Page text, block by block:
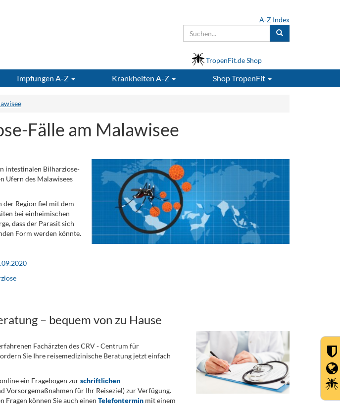
A-Z Index
TropenFit.de Shop
Impfungen A-Z Krankheiten A-Z ShopTropenFit
Fälle am Malawisee
intestinalen Bilharziose-
Ufern des Malawisees
der Region fiel mit dem
bei einheimischen
dass der Parasit sich
Form werden könnte.
– bequem von zu Hause
Fachärzten des CRV - Centrum für
Sie Ihre reisemedizinische Beratung jetzt einfach
ein Fragebogen zurschriftlichen
Vorsorgemaßnahmen für Ihr Reiseziel) zur Verfügung.
können Sie auch einen Telefonterminmit einem